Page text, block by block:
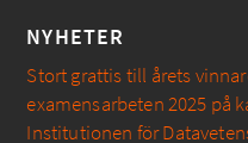
NYHETER
Stort grattis till årets
examensarbeten 2025 på
Institutionen för